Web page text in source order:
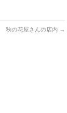
秋の花屋さんの店内 →